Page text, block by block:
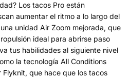
Los tacos Pro están
aumentar el ritmo a lo largo del
unidad Air Zoom mejorada, que
ideal para abrirse paso
tus habilidades al siguiente nivel
la tecnología All Conditions
que hace que los tacos